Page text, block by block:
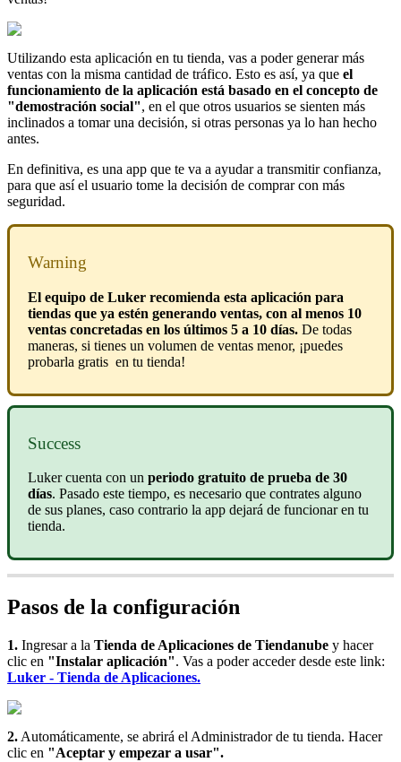
Utilizando esta aplicación en tu tienda, vas a poder generar más
ventas con la misma cantidad de tráfico. Esto es así, ya que el
funcionamiento de la aplicación está basado en el concepto de
"demostración social", en el que otros usuarios se sienten más
inclinados a tomar una decisión, si otras personas ya lo han hecho
antes.
En definitiva, es una app que te va a ayudar a transmitir confianza,
para que así el usuario tome la decisión de comprar con más
seguridad.
Warning
El equipo de Luker recomienda esta aplicación para
tiendas que ya estén generando ventas, con al menos 10
ventas concretadas en los últimos 5 a 10 días. De todas
maneras, si tienes un volumen de ventas menor, ¡puedes
probarla gratis en tu tienda!
Success
Luker cuenta con un periodo gratuito de prueba de 30
días. Pasado este tiempo, es necesario que contrates alguno
de sus planes, caso contrario la app dejará de funcionar en tu
tienda.
Pasos de la configuración
1. Ingresar a la Tienda de Aplicaciones de Tiendanube y hacer
clic en "Instalar aplicación". Vas a poder acceder desde este link:
Luker - Tienda de Aplicaciones.
2. Automáticamente, se abrirá el Administrador de tu tienda. Hacer
clic en "Aceptar y empezar a usar".